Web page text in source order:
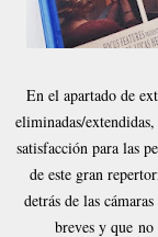
En el apartado de
eliminadas/
satisfacción para las
de este gran
detrás de las
breves y queno